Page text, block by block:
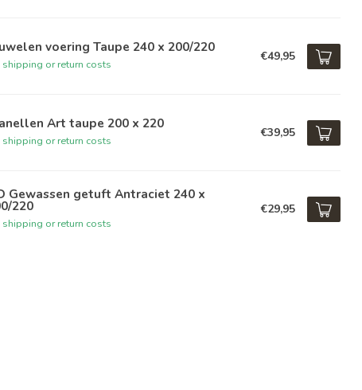
voering Taupe 240 x 200/220
shipping or return costs
€49,95
Art taupe 200 x 220
shipping or return costs
€39,95
Gewassen getuft Antraciet 240 x
220
shipping or return costs
€29,95